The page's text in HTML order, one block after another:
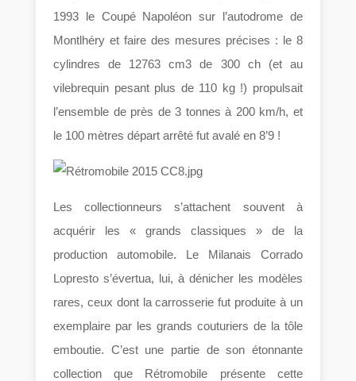
1993 le Coupé Napoléon sur l’autodrome de
Montlhéry et faire des mesures précises : le 8
cylindres de 12763 cm3 de 300 ch (et au
vilebrequin pesant plus de 110 kg !) propulsait
l’ensemble de près de 3 tonnes à 200 km/h, et
le 100 mètres départ arrêté fut avalé en 8’9 !
Les collectionneurs s’attachent souvent à
acquérir les « grands classiques » de la
production automobile. Le Milanais Corrado
Lopresto s’évertua, lui, à dénicher les modèles
rares, ceux dont la carrosserie fut produite à un
exemplaire par les grands couturiers de la tôle
emboutie. C’est une partie de son étonnante
collection que Rétromobile présente cette